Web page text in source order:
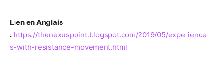
Lien en Anglais
: https://thenexuspoint.blogspot.com/2019/05/experience
s-with-resistance-movement.html